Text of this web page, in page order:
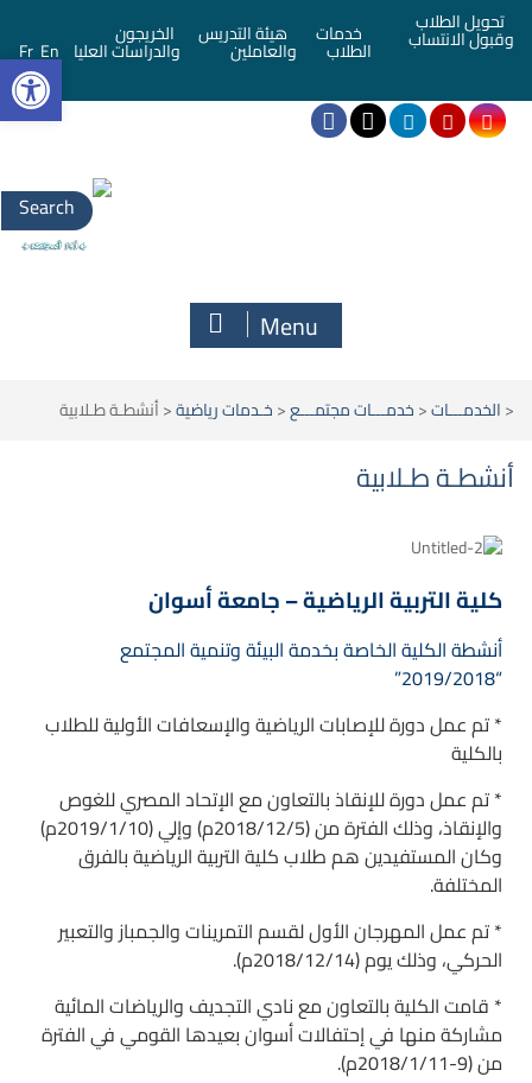
تحويل الطلاب
وقبول الانتساب خدمات
الطلاب
هيئة التدريس
والعاملين
الخريجون
والدراسات العليا En
Fr
Menu
<الخدمـــات<خدمـــات مجتمـــع<خـدمات رياضية<أنشطـة طـلابية
أنشطـة طـلابية
كلية التربية الرياضية – جامعة أسوان
أنشطة الكلية الخاصة بخدمة البيئة وتنمية المجتمع
“2019/2018”
* تم عمل دورة للإصابات الرياضية والإسعافات الأولية للطلاب
بالكلية
* تم عمل دورة للإنقاذ بالتعاون مع الإتحاد المصري للغوص
والإنقاذ، وذلك الفترة من (2018/12/5م) وإلي (2019/1/10م)
وكان المستفيدين هم طلاب كلية التربية الرياضية بالفرق
المختلفة.
* تم عمل المهرجان الأول لقسم التمرينات والجمباز والتعبير
الحركي، وذلك يوم (2018/12/14م).
* قامت الكلية بالتعاون مع نادي التجديف والرياضات المائية
مشاركة منها في إحتفالات أسوان بعيدها القومي في الفترة
من (9-2018/1/11م).